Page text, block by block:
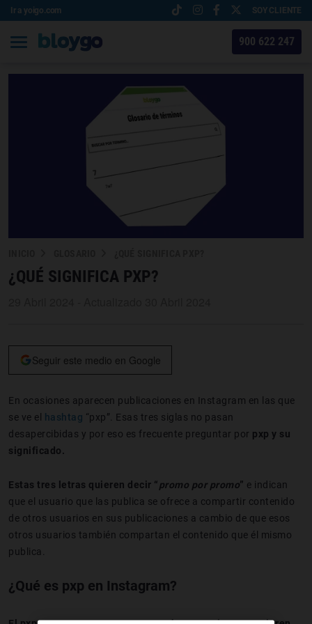
Ir a yoigo.com SOY CLIENTE
900 622 247
¿QUÉ SIGNIFICA PXP?
Seguir este medio en Google
En ocasiones aparecen publicaciones en Instagram en las que
se ve el
hashtag “pxp”. Esas tres siglas no pasan
desapercibidas y por eso es frecuente preguntar por pxp y su
significado.
Estas tres letras quieren decir “promo por promo” e indican
que el usuario que las publica se ofrece a compartir contenido
de otros usuarios en sus publicaciones a cambio de que esos
otros usuarios también compartan el contenido que él mismo
publica.
¿Qué es pxp en Instagram?